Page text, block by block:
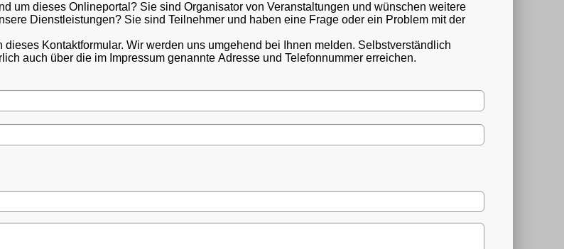
um dieses Onlineportal? Sie sind Organisator von Veranstaltungen und wünschen weitere
Teilnehmer und haben eine Frage oder ein Problem mit der
dieses Kontaktformular. Wir werden uns umgehend bei Ihnen melden. Selbstverständlich
auch über die im Impressum genannte Adresse und Telefonnummer erreichen.